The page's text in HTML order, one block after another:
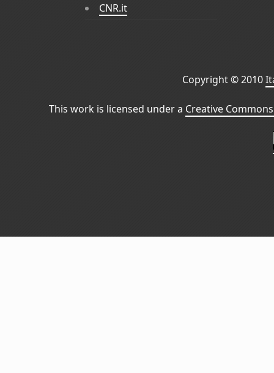
CNR.it
Copyright © 2010
This work is licensed under a Creative